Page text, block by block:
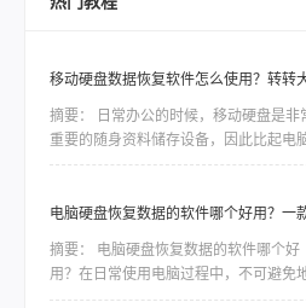
真把原来的文件盖掉。盖掉的部分，用什
移动硬盘数据恢复软件怎么使用？转转
摘要：
重要的随身资料储存设备，因此比起电
地的硬盘，移动硬盘更加容易出现数据
备份，那么造成的损失将是难以估量的
常大，今天我们就针对转转数据恢复大师
据恢复这款软件，讲讲如何利用工具恢
电脑硬盘恢复数据的软件哪个好用？一
摘要：
用？在日常使用电脑过程中，不可避免
遇到电脑硬盘数据丢失或损坏的情况。